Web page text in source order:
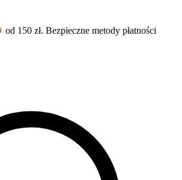
od 150 zł. Bezpieczne metody płatności